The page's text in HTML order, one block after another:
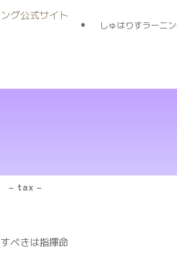
しゅはりすラーニ
– tax –